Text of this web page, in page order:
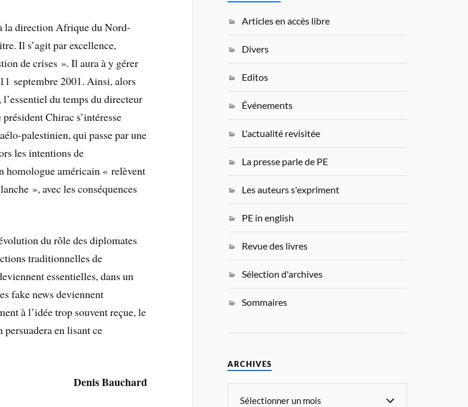
la direction Afrique du Nord-
Il s’agit par excellence,
de crises ». Il aura à y gérer
septembre 2001. Ainsi, alors
du temps du directeur
Chirac s’intéresse
palestinien, qui passe par une
les intentions de
homologue américain « relèvent
», avec les conséquences
du rôle des diplomates
traditionnelles de
essentielles, dans un
fake news deviennent
à l’idée trop souvent reçue, le
persuadera en lisant ce
Denis Bauchard
Articles en accès libre
Divers
Editos
Événements
L'actualité revisitée
La presse parle de PE
Les auteurs s'expriment
PE in english
Revue des livres
Sélection d'archives
Sommaires
ARCHIVES